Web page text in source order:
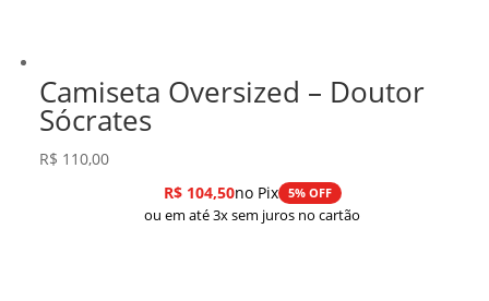
Camiseta Oversized – Doutor
Sócrates
R$ 110,00
R$104,50no Pix 5% OFF
ou em até 3x sem juros no cartão